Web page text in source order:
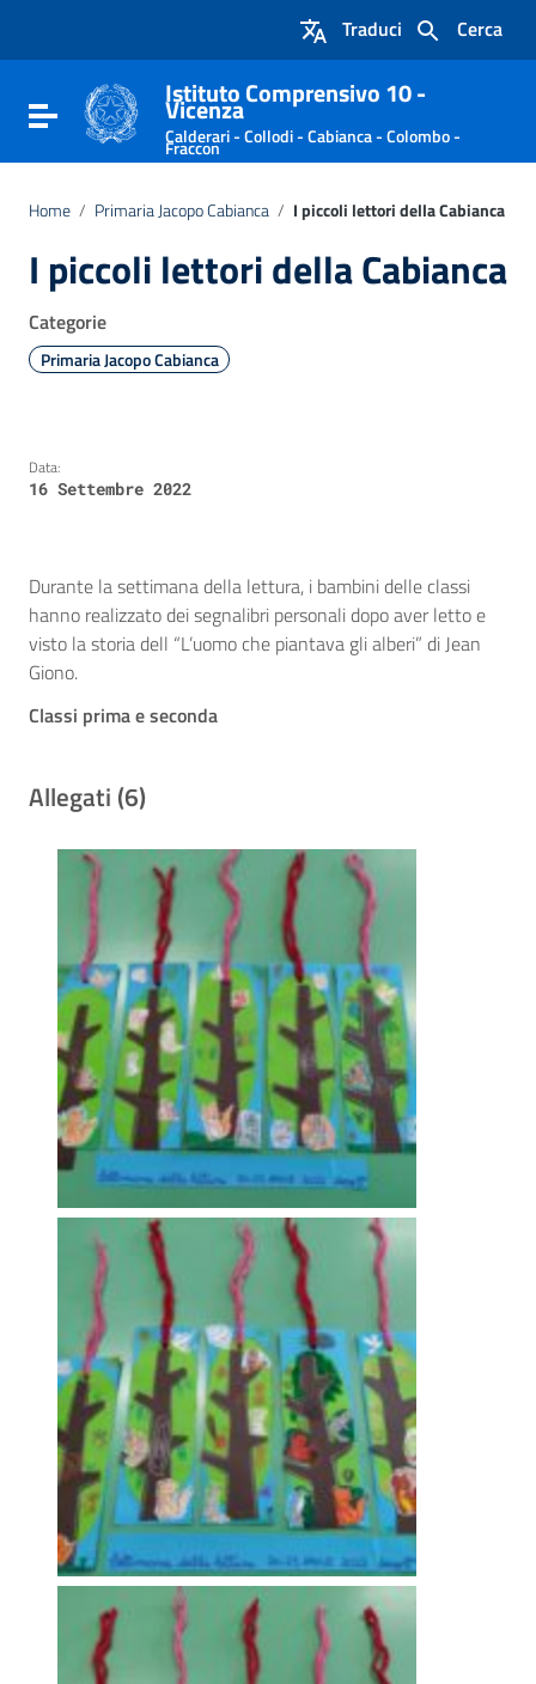
Vai al footer
Cerca
Traduci
Attiva / disattiva la navigazione
Istituto Comprensivo 10 -
Vicenza
Calderari - Collodi - Cabianca - Colombo -
Fraccon
Home / Primaria Jacopo Cabianca / I piccoli lettori della Cabianca
I piccoli lettori della Cabianca
Categorie
Primaria Jacopo Cabianca
Data:
16 Settembre 2022
Durante la settimana della lettura, i bambini delle classi
hanno realizzato dei segnalibri personali dopo aver letto e
visto la storia dell “L’uomo che piantava gli alberi” di Jean
Giono.
Classi prima e seconda
Allegati (6)